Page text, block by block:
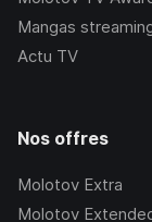
Mangas
Actu TV
Nos offres
Molotov Extra
Molotov